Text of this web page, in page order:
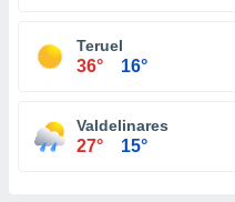
Teruel
36° 16°
Valdelinares
27° 15°